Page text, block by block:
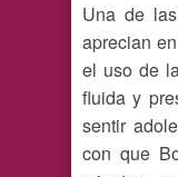
Una de
aprecian
el uso de
fluida y
sentir
con que